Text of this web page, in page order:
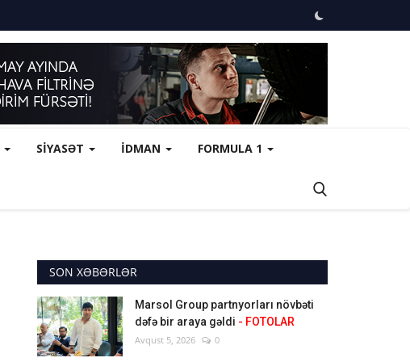
SİYASƏT İDMAN FORMULA 1
SON XƏBƏRLƏR
Marsol Group partnyorları növbəti
dəfə bir araya gəldi - FOTOLAR
Avqust 5, 2026 0